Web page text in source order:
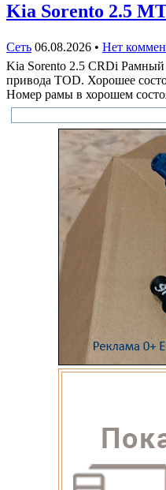
Kia Sorento 2.5
Сеть 06.08.2026 • Нет
Kia Sorento 2.5 CRDi
привода TOD. Хорошее
Номер рамы в хорошем